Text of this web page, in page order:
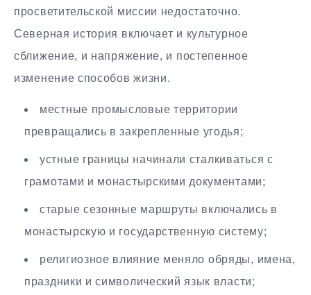
просветительской миссии недостаточно.
Северная история включает и культурное
сближение, и напряжение, и постепенное
изменение способов жизни.
местные промысловые территории
превращались в закрепленные угодья;
устные границы начинали сталкиваться с
грамотами и монастырскими документами;
старые сезонные маршруты включались в
монастырскую и государственную систему;
религиозное влияние меняло обряды, имена,
праздники и символический язык власти;